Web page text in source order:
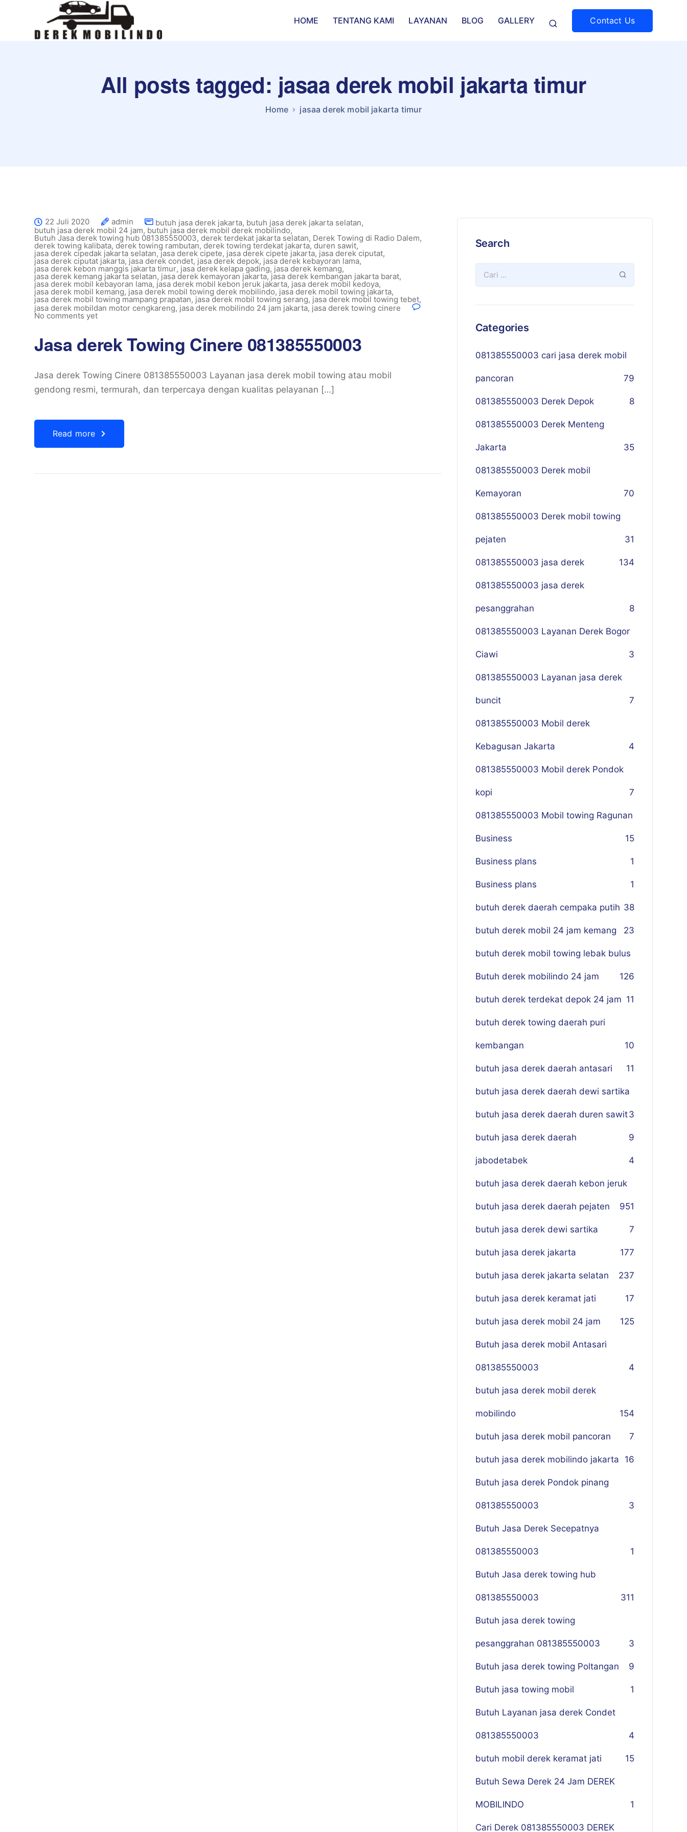
HOME TENTANG KAMI LAYANAN BLOG GALLERY Contact Us
All posts tagged: jasaa derek mobil jakarta timur
Home jasaa derek mobil jakarta timur
22 Juli 2020 admin butuh jasa derek jakarta, butuh jasa derek jakarta selatan,
butuh jasa derek mobil 24 jam, butuh jasa derek mobil derek mobilindo,
Butuh Jasa derek towing hub 081385550003, derek terdekat jakarta selatan, Derek Towing di Radio Dalem,
derek towing kalibata, derek towing rambutan, derek towing terdekat jakarta, duren sawit,
jasa derek cipedak jakarta selatan,jasa derek cipete, jasa derek cipete jakarta, jasa derek ciputat,
jasa derek ciputat jakarta, jasa derek condet, jasa derek depok, jasa derek kebayoran lama,
jasa derek kebon manggis jakarta timur, jasa derek kelapa gading, jasa derek kemang,
jasa derek kemang jakarta selatan, jasa derek kemayoran jakarta,jasa derek kembangan jakarta barat,
jasa derek mobil kebayoran lama, jasa derek mobil kebon jeruk jakarta, jasa derek mobil kedoya,
jasa derek mobil kemang, jasa derek mobil towing derek mobilindo, jasa derek mobil towing jakarta,
jasa derek mobil towing mampang prapatan, jasa derek mobil towing serang, jasa derek mobil towing tebet,
jasa derek mobildan motor cengkareng, jasa derek mobilindo 24 jam jakarta, jasa derek towing cinere
No comments yet
Jasa derek Towing Cinere 081385550003
Jasa derek Towing Cinere 081385550003 Layanan jasa derek mobil towing atau mobil
gendong resmi, termurah, dan terpercaya dengan kualitas pelayanan […]
Read more
Search
Categories
081385550003 cari jasa derek mobil
pancoran 79
081385550003 Derek Depok 8
081385550003 Derek Menteng
Jakarta 35
081385550003 Derek mobil
Kemayoran 70
081385550003 Derek mobil towing
pejaten 31
081385550003 jasa derek 134
081385550003 jasa derek
pesanggrahan 8
081385550003 Layanan Derek Bogor
Ciawi 3
081385550003 Layanan jasa derek
buncit 7
081385550003 Mobil derek
Kebagusan Jakarta 4
081385550003 Mobil derek Pondok
kopi 7
081385550003 Mobil towing Ragunan
5
Business 1
Business plans 1
Business plans 1
butuh derek daerah cempaka putih 38
butuh derek mobil 24 jam kemang 23
butuh derek mobil towing lebak bulus
26
Butuh derek mobilindo 24 jam 1
butuh derek terdekat depok 24 jam 11
butuh derek towing daerah puri
kembangan 10
butuh jasa derek daerah antasari 11
butuh jasa derek daerah dewi sartika
3
butuh jasa derek daerah duren sawit
9
butuh jasa derek daerah
jabodetabek 4
butuh jasa derek daerah kebon jeruk
51
butuh jasa derek daerah pejaten 9
butuh jasa derek dewi sartika 7
butuh jasa derek jakarta 177
butuh jasa derek jakarta selatan 237
butuh jasa derek keramat jati 17
butuh jasa derek mobil 24 jam 125
Butuh jasa derek mobil Antasari
081385550003 4
butuh jasa derek mobil derek
mobilindo 154
butuh jasa derek mobil pancoran 7
butuh jasa derek mobilindo jakarta 16
Butuh jasa derek Pondok pinang
081385550003 3
Butuh Jasa Derek Secepatnya
081385550003 1
Butuh Jasa derek towing hub
081385550003 311
Butuh jasa derek towing
pesanggrahan 081385550003 3
Butuh jasa derek towing Poltangan 9
Butuh jasa towing mobil 1
Butuh Layanan jasa derek Condet
081385550003 4
butuh mobil derek keramat jati 15
Butuh Sewa Derek 24 Jam DEREK
MOBILINDO 1
Cari Derek 081385550003 DEREK